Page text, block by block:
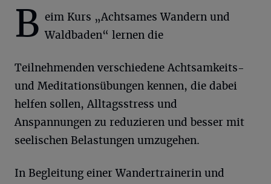
B eim Kurs „Achtsames Wandern und
Waldbaden“ lernen die
Teilnehmenden verschiedene Achtsamkeits-
und Meditationsübungen kennen, die dabei
helfen sollen, Alltagsstress und
Anspannungen zu reduzieren und besser mit
seelischen Belastungen umzugehen.
In Begleitung einer Wandertrainerin und